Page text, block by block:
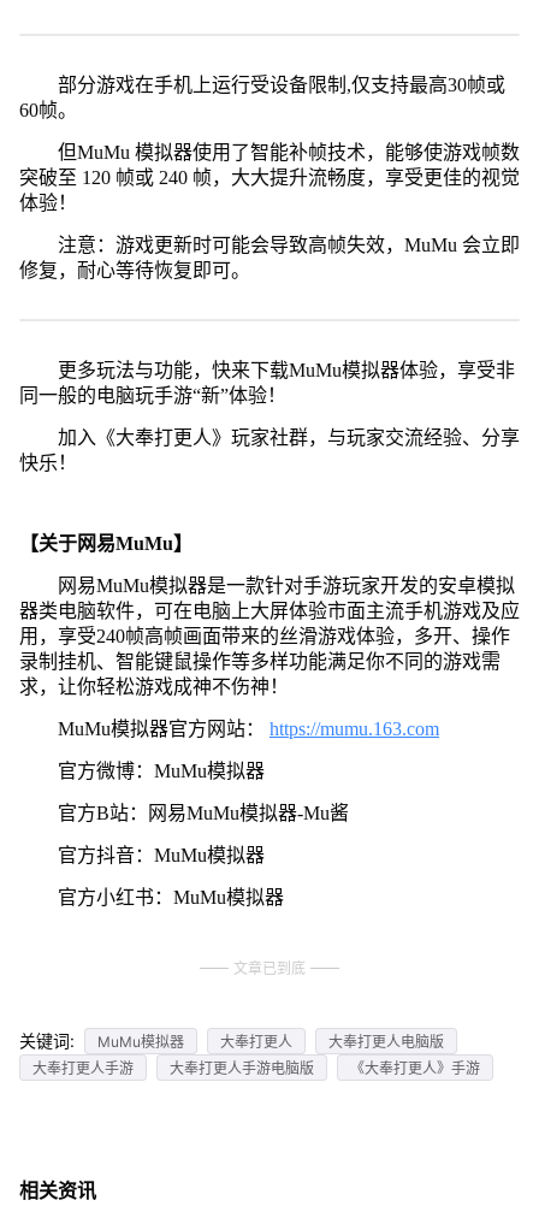
部分游戏在手机上运行受设备限制,仅支持最高30帧或
60帧。
但MuMu 模拟器使用了智能补帧技术，能够使游戏帧数
突破至 120 帧或 240 帧，大大提升流畅度，享受更佳的视觉
体验！
注意：游戏更新时可能会导致高帧失效，MuMu 会立即
修复，耐心等待恢复即可。
更多玩法与功能，快来下载MuMu模拟器体验，享受非
同一般的电脑玩手游“新”体验！
加入《大奉打更人》玩家社群，与玩家交流经验、分享
快乐！
【关于网易MuMu】
网易MuMu模拟器是一款针对手游玩家开发的安卓模拟
器类电脑软件，可在电脑上大屏体验市面主流手机游戏及应
用，享受240帧高帧画面带来的丝滑游戏体验，多开、操作
录制挂机、智能键鼠操作等多样功能满足你不同的游戏需
求，让你轻松游戏成神不伤神！
MuMu模拟器官方网站： https://mumu.163.com
官方微博：MuMu模拟器
官方B站：网易MuMu模拟器-Mu酱
官方抖音：MuMu模拟器
官方小红书：MuMu模拟器
文章已到底
关键词: MuMu模拟器 大奉打更人
大奉打更人电脑版
大奉打更人手游
大奉打更人手游电脑版 《大奉打更人》手游
相关资讯